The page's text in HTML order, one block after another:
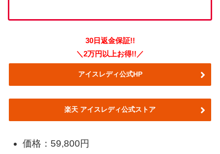
30日返金保証!!
＼2万円以上お得!!／
アイスレディ公式HP
楽天 アイスレディ公式ストア
価格：59,800円